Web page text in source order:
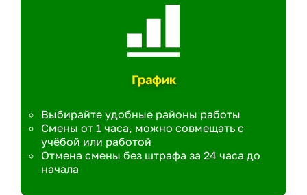
График
Выбирайте удобные районы работы
Смены от 1 часа, можно совмещать с
учёбой или работой
Отмена смены без штрафа за 24 часа до
начала